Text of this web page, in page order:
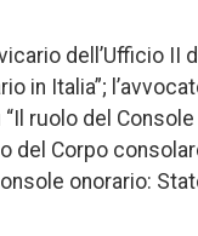
dell’Ufficio II
in Italia”;
ruolo del
del Corpo
onorario: